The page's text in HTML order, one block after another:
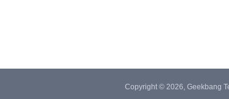
Copyright © 2026, Geekbang